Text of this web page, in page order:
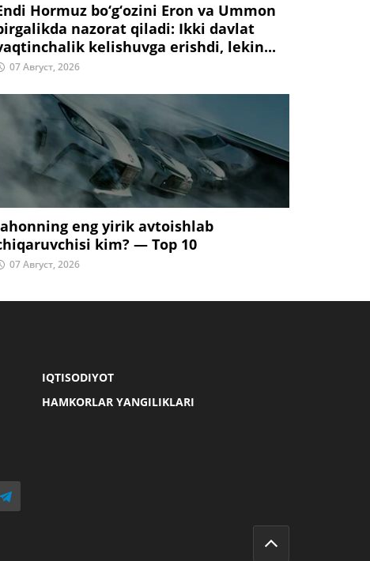
Hormuz bo‘g‘ozini Eron va Ummon
nazorat qiladi: Ikki davlat
kelishuvga erishdi, lekin...
07 Август, 2026
eng yirik avtoishlab
kim? — Top 10
07 Август, 2026
IQTISODIYOT
HAMKORLAR YANGILIKLARI